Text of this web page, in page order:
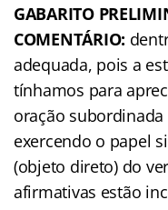
GABARITO
COMENTÁRIO:
adequada, pois a
tínhamos para
oração
exercendo o papel
(objeto direto) do
afirmativas estão